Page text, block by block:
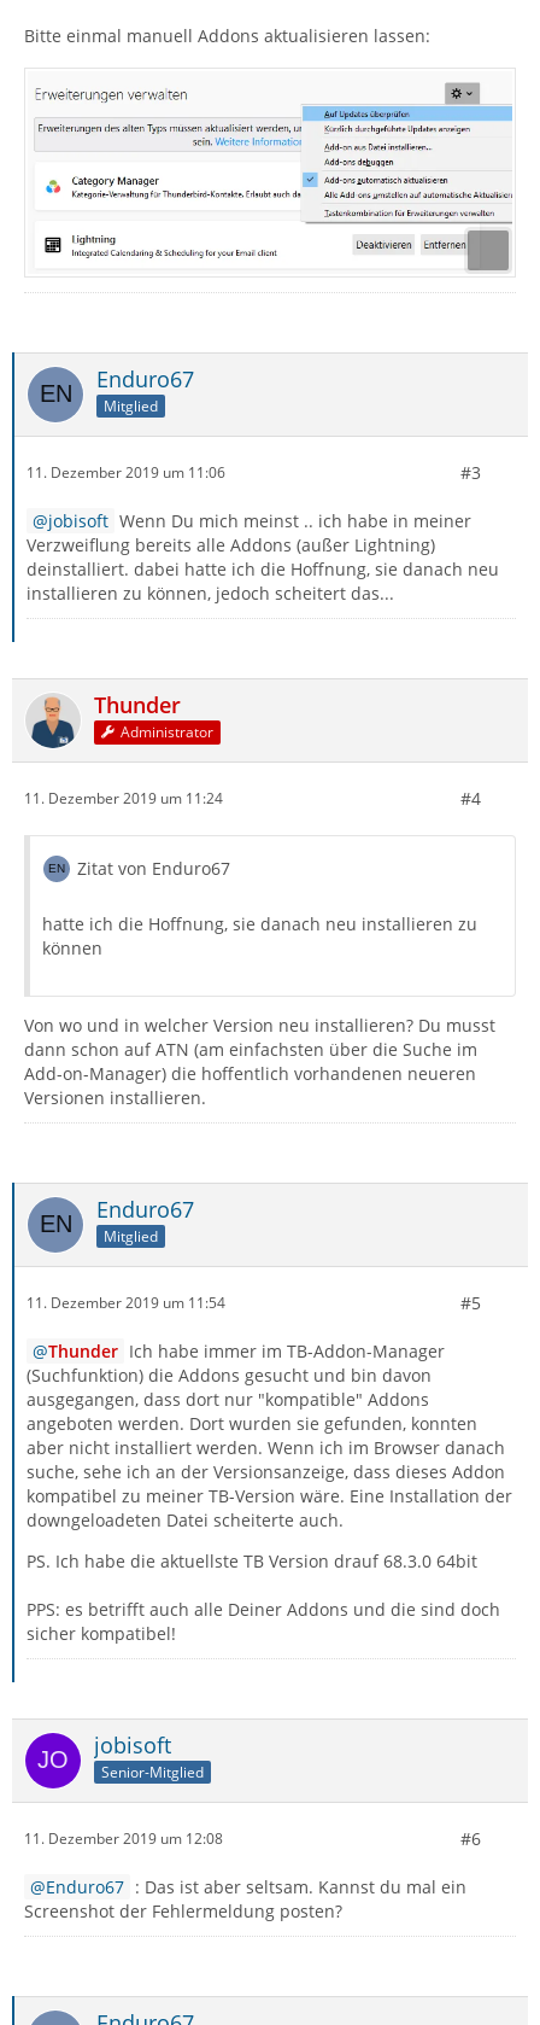
Bitte einmal manuell Addons aktualisieren lassen:
Enduro67
Mitglied
11. Dezember 2019 um 11:06 #3
jobisoft Wenn Du mich meinst .. ich habe in meiner
Verzweiflung bereits alle Addons (außer Lightning)
deinstalliert. dabei hatte ich die Hoffnung, sie danach neu
installieren zu können, jedoch scheitert das...
Thunder
Administrator
11. Dezember 2019 um 11:24 #4
Zitat von Enduro67
hatte ich die Hoffnung, sie danach neu installieren zu
können
Von wo und in welcher Version neu installieren? Du musst
dann schon auf ATN (am einfachsten über die Suche im
Add-on-Manager) die hoffentlich vorhandenen neueren
Versionen installieren.
Enduro67
Mitglied
11. Dezember 2019 um 11:54 #5
Thunder Ich habe immer im TB-Addon-Manager
(Suchfunktion) die Addons gesucht und bin davon
ausgegangen, dass dort nur "kompatible" Addons
angeboten werden. Dort wurden sie gefunden, konnten
aber nicht installiert werden. Wenn ich im Browser danach
suche, sehe ich an der Versionsanzeige, dass dieses Addon
kompatibel zu meiner TB-Version wäre. Eine Installation der
downgeloadeten Datei scheiterte auch.
PS. Ich habe die aktuellste TB Version drauf 68.3.0 64bit
PPS: es betrifft auch alle Deiner Addons und die sind doch
sicher kompatibel!
jobisoft
Senior-Mitglied
11. Dezember 2019 um 12:08 #6
Enduro67 : Das ist aber seltsam. Kannst du mal ein
Screenshot der Fehlermeldung posten?